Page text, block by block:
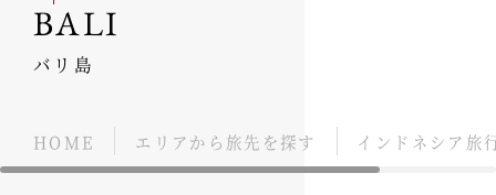
BALI
バリ島
HOME エリアから旅先を探す インドネシア旅